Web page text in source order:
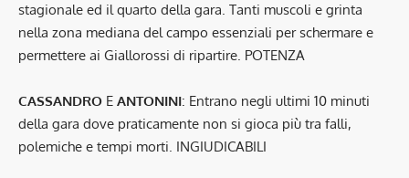
stagionale ed il quarto della gara. Tanti muscoli e grinta
nella zona mediana del campo essenziali per schermare e
permettere ai Giallorossi di ripartire. POTENZA
CASSANDRO E ANTONINI: Entrano negli ultimi 10 minuti
della gara dove praticamente non si gioca più tra falli,
polemiche e tempi morti. INGIUDICABILI